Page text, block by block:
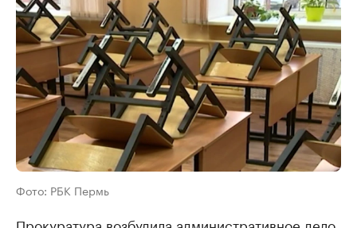
Фото: РБК Пермь
Прокуратура возбудила административное дело